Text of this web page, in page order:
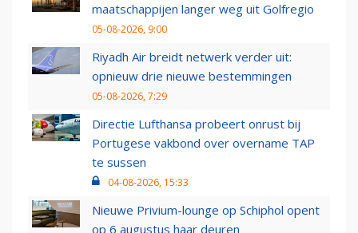
maatschappijen langer weg uit Golfregio
05-08-2026, 9:00
Riyadh Air breidt netwerk verder uit:
opnieuw drie nieuwe bestemmingen
05-08-2026, 7:29
Directie Lufthansa probeert onrust bij
Portugese vakbond over overname TAP
te sussen
04-08-2026, 15:33
Nieuwe Privium-lounge op Schiphol opent
op 6 augustus haar deuren